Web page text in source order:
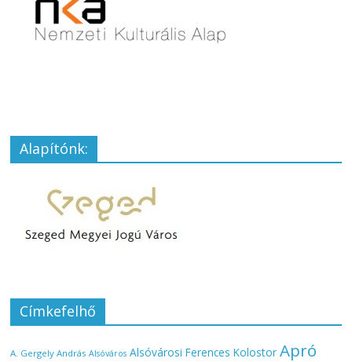
Alapítónk:
Címkefelhő
A. Gergely András Alsóváros Alsóvárosi Ferences Kolostor Apró